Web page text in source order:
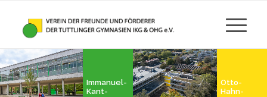
Otto-
Hahn-
Immanuel-
Kant-